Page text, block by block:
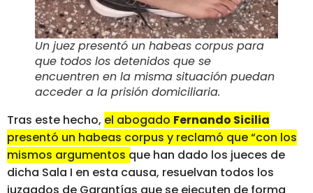
Un juez presentó un habeas corpus para
que todos los detenidos que se
encuentren en la misma situación puedan
acceder a la prisión domiciliaria.
Tras este hecho, el abogado Fernando Sicilia
presentó un habeas corpus y reclamó que “con los
mismos argumentos que han dado los jueces de
dicha Sala I en esta causa, resuelvan todos los
juzgados de Garantías que se ejecuten de forma